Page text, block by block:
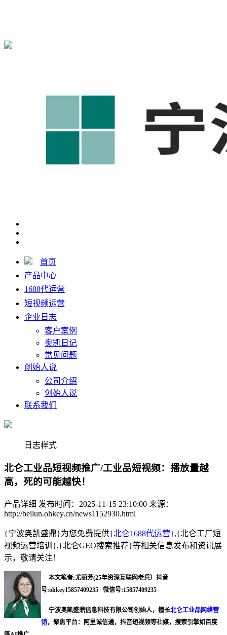
首页
产品中心
1688代运营
短视频运营
企业日志
客户案例
奥凯日记
常见问题
创始人说
公司介绍
创始人说
联系我们
日志样式
北仑工业品短视频推广/工业品短视频：播放量越
高，死的可能越快！
产品详细 发布时间：2025-11-15 23:10:00 来源：
http://beilun.ohkey.cn/news1152930.html
{宁波奥凯盛鼎}为您免费提供{北仑1688代运营},{北仑工厂短
视频运营培训},{北仑GEO搜索推荐}等相关信息发布和资讯展
示，敬请关注！
本文笔者:尤丽芳(25年资深互联网老兵）抖音
号:ohkey15857409235 微信号:15857409235
宁波奥凯盛鼎信息科技有限公司创始人，擅长北仑工业品网络营
销，聚焦平台：阿里诚信通，抖音短视频等社媒，搜索引擎如百度